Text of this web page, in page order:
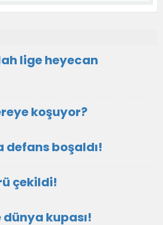
lige heyecan
koşuyor?
defans boşaldı!
çekildi!
kupası!